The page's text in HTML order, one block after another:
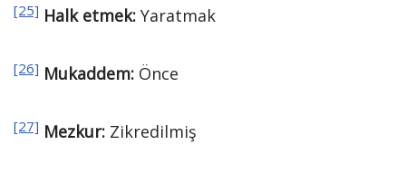
[25] Halk etmek: Yaratmak
[26] Mukaddem: Önce
[27] Mezkur: Zikredilmiş